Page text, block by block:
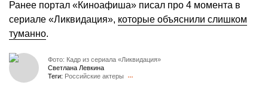
Ранее портал «Киноафиша» писал про 4 момента в
сериале «Ликвидация», которые объяснили слишком
туманно.
Фото: Кадр из сериала «Ликвидация»
Светлана Левкина
Теги: Российские актеры